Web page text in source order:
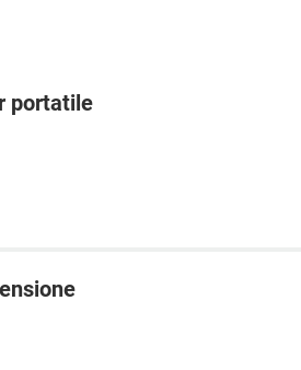
portatile